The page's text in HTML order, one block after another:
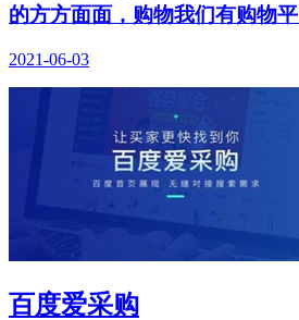
的方方面面，购物我们有购物
2021-06-03
百度爱采购